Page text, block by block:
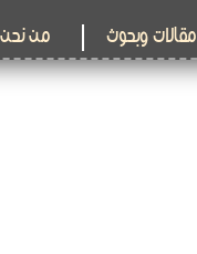
مقالات وبحوث من نحن